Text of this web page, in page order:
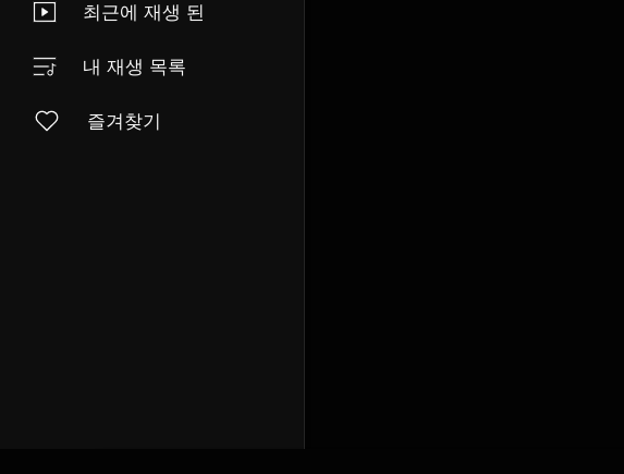
최근에 재생 된
내 재생 목록
즐겨찾기